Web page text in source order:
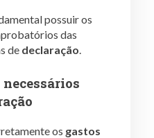
possuir os
das
de declaração.
os gastos